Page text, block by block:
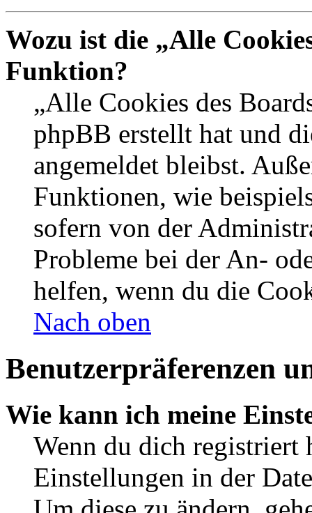
Wozu ist die „Alle
Funktion?
„Alle Cookies des
phpBB erstellt hat und
angemeldet bleibst.
Funktionen, wie
sofern von der
Probleme bei der An-
helfen, wenn du die
Nach oben
Benutzerpräferenzen
Wie kann ich meine
Wenn du dich registriert
Einstellungen in der